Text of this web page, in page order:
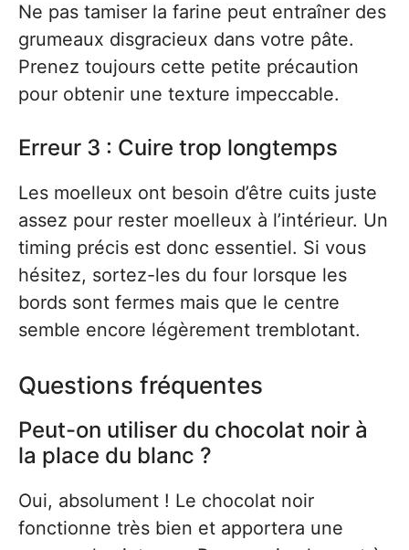
Ne pas tamiser la farine peut entraîner des
grumeaux disgracieux dans votre pâte.
Prenez toujours cette petite précaution
pour obtenir une texture impeccable.
Erreur 3 : Cuire trop longtemps
Les moelleux ont besoin d’être cuits juste
assez pour rester moelleux à l’intérieur. Un
timing précis est donc essentiel. Si vous
hésitez, sortez-les du four lorsque les
bords sont fermes mais que le centre
semble encore légèrement tremblotant.
Questions fréquentes
Peut-on utiliser du chocolat noir à
la place du blanc ?
Oui, absolument ! Le chocolat noir
fonctionne très bien et apportera une